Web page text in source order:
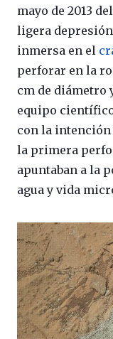
mayo de 2013
ligera
inmersa en el
perforar en la
cm de diámetro
equipo
con la
la primera
apuntaban a la
agua y vida